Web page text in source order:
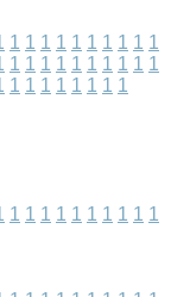
1 1 1 1 1 1 1 1 1 1
1 1 1 1 1 1 1 1 1 1
1 1 1 1 1 1 1 1
1 1 1 1 1 1 1 1 1 1